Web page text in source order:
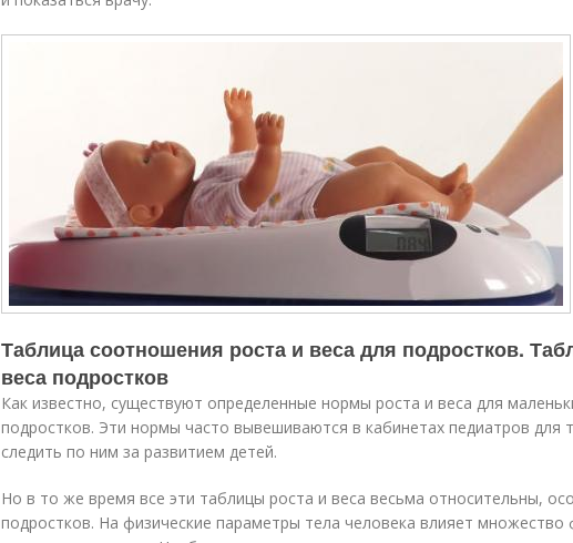
Таблица соотношения роста и веса для подростков.
веса подростков
Как известно, существуют определенные нормы роста и веса для
подростков. Эти нормы часто вывешиваются в кабинетах педиатров для
следить по ним за развитием детей.
Но в то же время все эти таблицы роста и веса весьма относительны,
подростков. На физические параметры тела человека влияет множество